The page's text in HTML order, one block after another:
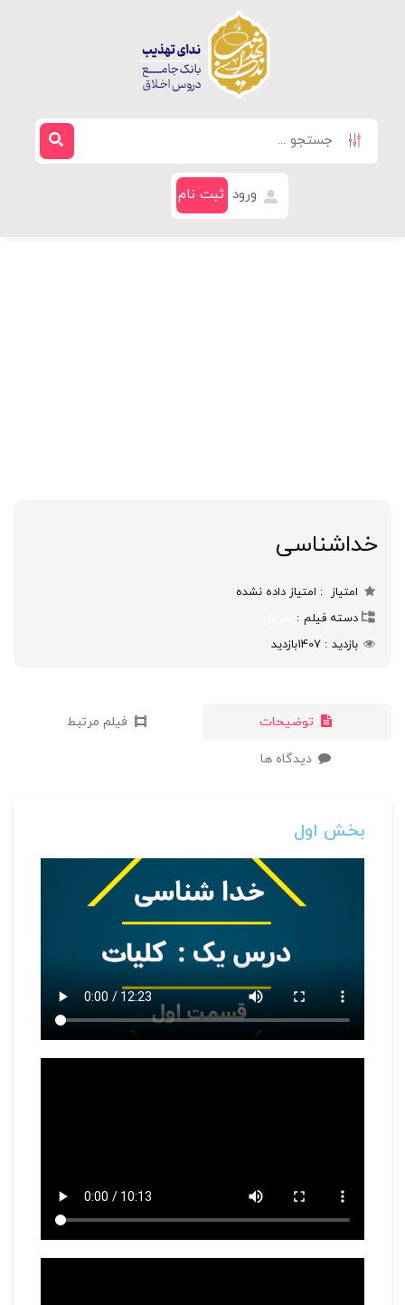
ورود ثبت نام
خداشناسی
امتیاز
امتیاز داده نشده
دسته فیلم
بازدید
1407بازدید
توضیحات فیلم مرتبط
دیدگاه ها
بخش اول